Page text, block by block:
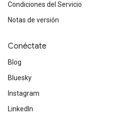
Condiciones del Servicio
Notas de versión
Conéctate
Blog
Bluesky
Instagram
LinkedIn